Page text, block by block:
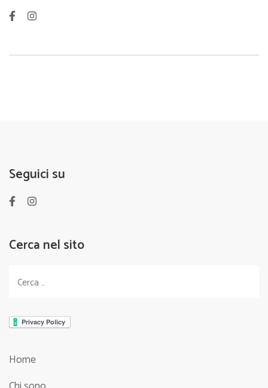
Seguici su
Cerca nel sito
Ricerca
Home